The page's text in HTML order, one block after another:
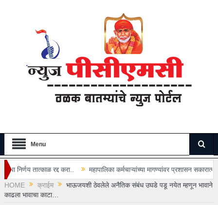
Menu
करा.. महापालिका कर्मचाऱ्यांच्या मागण्यांवर प्रशासन सकारात्मक…
“अभिजीत
HOME
क्राईम
भाऊजयशी ठेवलेले अनैतिक संबंध उघडे पडू नयेत म्हणून भावाने
काढला भावाचा काटा…